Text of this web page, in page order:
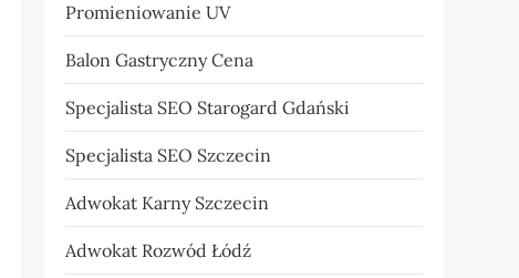
Promieniowanie UV
Balon Gastryczny Cena
Specjalista SEO Starogard Gdański
Specjalista SEO Szczecin
Adwokat Karny Szczecin
Adwokat Rozwód Łódź